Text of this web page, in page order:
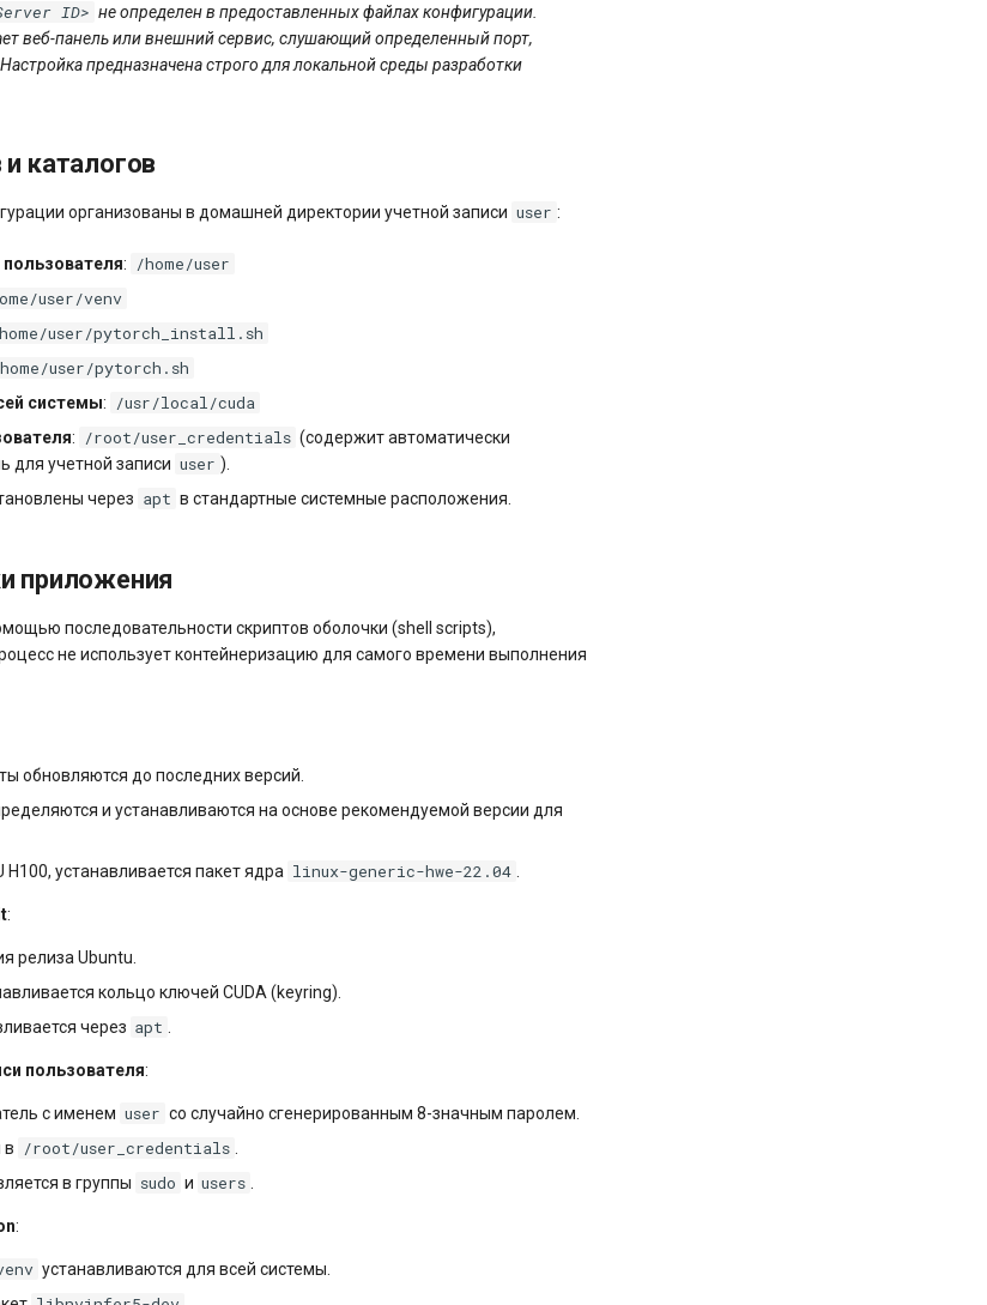
ID> не определен в предоставленных файлах конфигурации.
веб-панель или внешний сервис, слушающий определенный порт,
предназначена строго для локальной среды разработки
каталогов
организованы в домашней директории учетной записи user :
: /home/user
user/venv
user/pytorch_install.sh
user/pytorch.sh
системы: /usr/local/cuda
: /root/user_credentials (содержит автоматически
для учетной записи user ).
через apt в стандартные системные расположения.
приложения
последовательности скриптов оболочки (shell scripts),
не использует контейнеризацию для самого времени выполнения
обновляются до последних версий.
и устанавливаются на основе рекомендуемой версии для
H100, устанавливается пакет ядра linux-generic-hwe-22.04
:
релиза Ubuntu.
кольцо ключей CUDA (keyring).
через apt
пользователя:
с именем user со случайно сгенерированным 8-значным паролем.
в
/root/user_credentials
в группы sudo и users
:
устанавливаются для всей системы.